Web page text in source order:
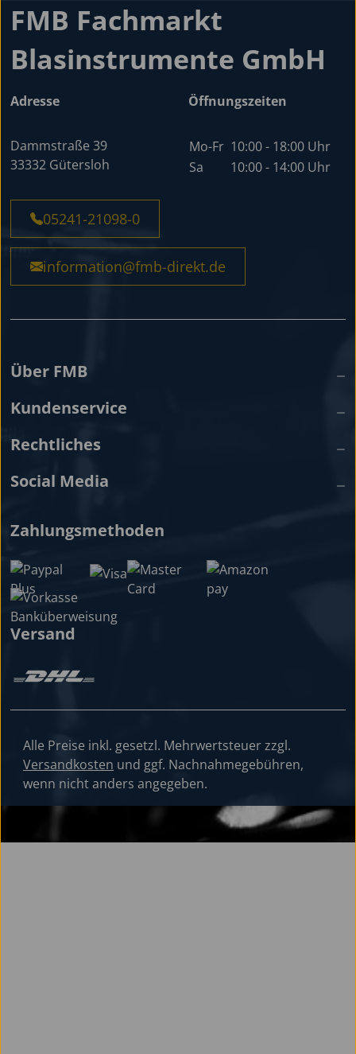
FMB Fachmarkt
Blasinstrumente GmbH
Adresse
Dammstraße 39
33332 Gütersloh
Öffnungszeiten
Mo-Fr 10:00 - 18:00 Uhr
Sa
10:00 - 14:00 Uhr
05241-21098-0
information@fmb-direkt.de
Über FMB
Kundenservice
Rechtliches
Social Media
Zahlungsmethoden
Versand
Alle Preise inkl. gesetzl. Mehrwertsteuer zzgl.
Versandkosten und ggf. Nachnahmegebühren,
wenn nicht anders angegeben.